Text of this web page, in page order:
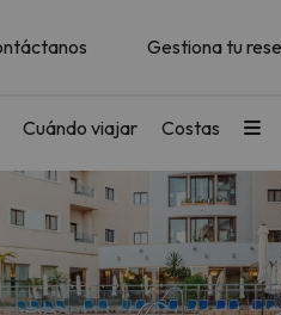
Gestiona tu
Cuándo viajar Costas